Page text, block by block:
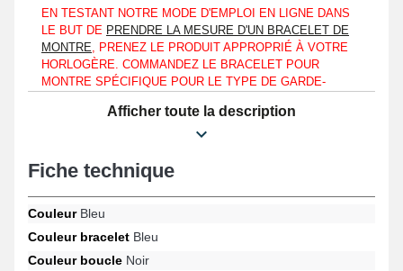
EN TESTANT NOTRE MODE D'EMPLOI EN LIGNE DANS
LE BUT DE PRENDRE LA MESURE D'UN BRACELET DE
MONTRE, PRENEZ LE PRODUIT APPROPRIÉ À VOTRE
HORLOGÈRE. COMMANDEZ LE BRACELET POUR
MONTRE SPÉCIFIQUE POUR LE TYPE DE GARDE-
DOCUMENTATION, QUE VOTRE MONTRE SOIT
COMPARABLE À UNE FESTINA, DIESEL VOIRE UNE
Le bracelet montre est équipable strictement sur un boîtier
présentant sa mesure d'entre-corne de 22 mm.
du renouvellement d'un bracelet de montre brisé ou endommagé
étant composé de résine. Le fermoir déployant d'aspect noir est
Afficher toute la description
Fiche technique
CouleurBleu
Couleur bracelet Bleu
Couleur boucle Noir